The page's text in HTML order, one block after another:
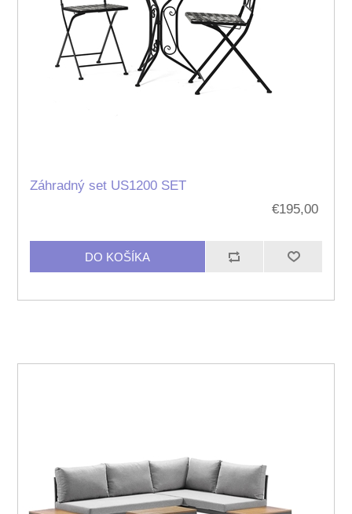
Záhradný set US1200 SET
€195,00